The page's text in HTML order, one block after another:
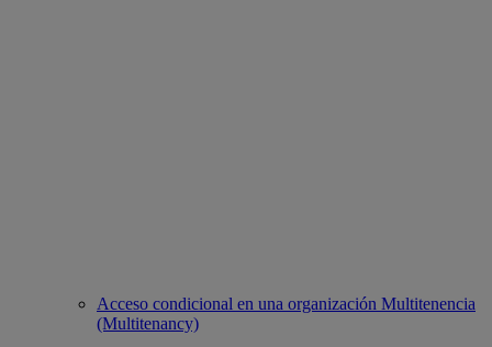
Acceso condicional en una organización Multitenencia
(Multitenancy)